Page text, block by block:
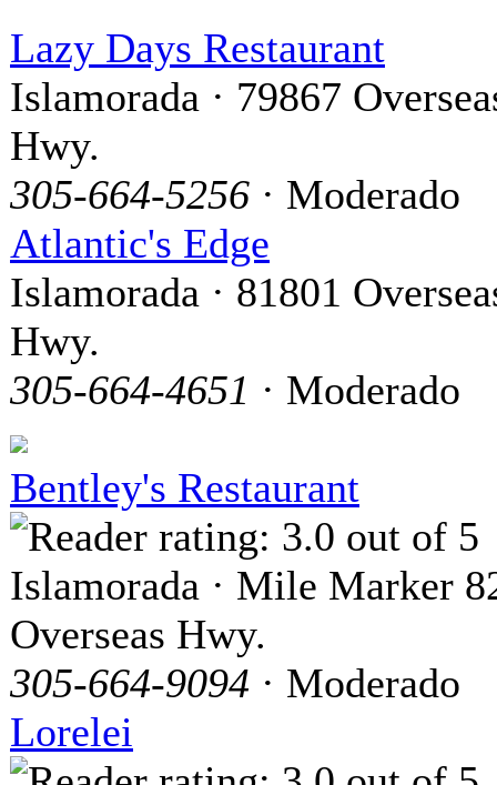
Lazy Days Restaurant
Islamorada · 79867
Hwy.
305-664-5256 · Moderado
Atlantic's Edge
Islamorada · 81801
Hwy.
305-664-4651 · Moderado
Bentley's Restaurant
Islamorada · Mile Marker
Overseas Hwy.
305-664-9094 · Moderado
Lorelei